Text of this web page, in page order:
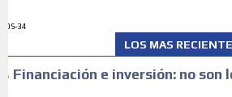
ADS-34
LOS MAS
Financiación e inversión: no son